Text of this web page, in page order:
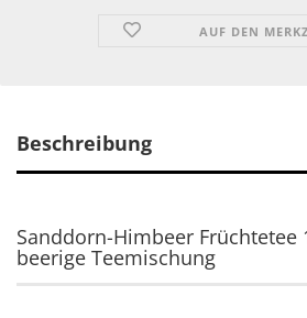
AUF DEN
Beschreibung
Sanddorn-Himbeer Früchtetee
beerige Teemischung